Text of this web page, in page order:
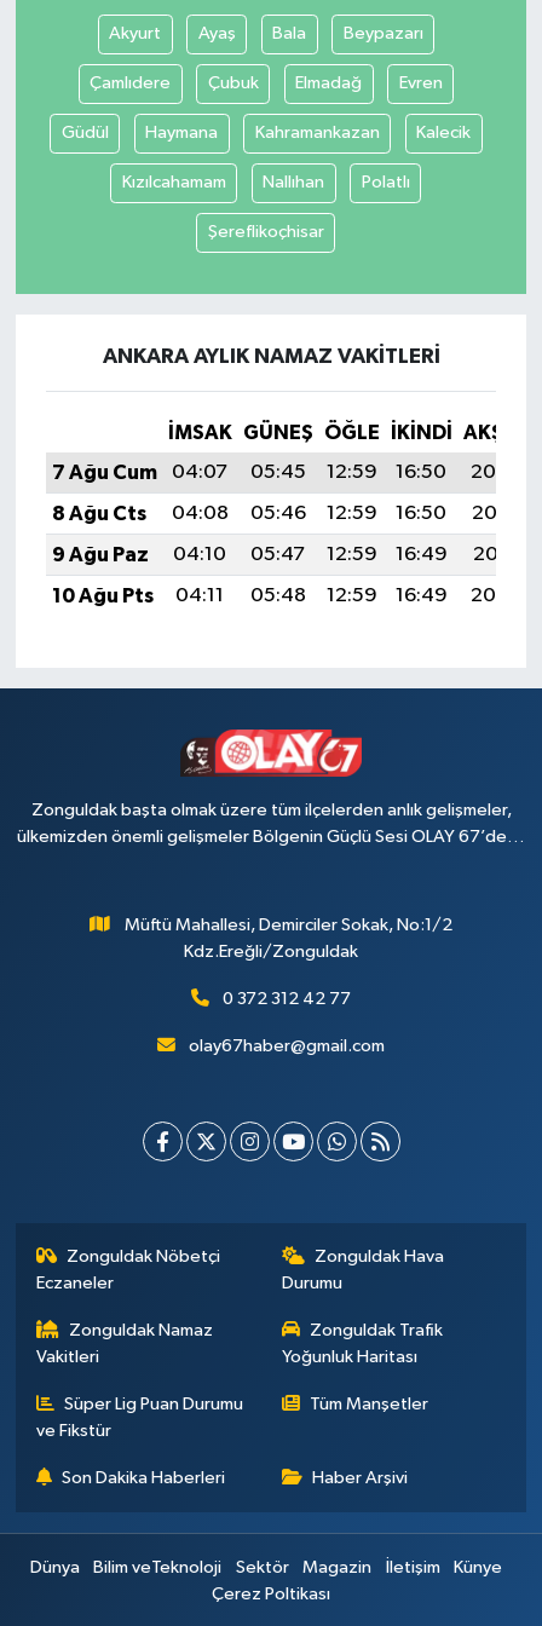
Akyurt Ayaş Bala Beypazarı
Çamlıdere Çubuk Elmadağ Evren
Güdül Haymana Kahramankazan Kalecik
Kızılcahamam Nallıhan Polatlı
Şereflikoçhisar
ANKARA AYLIK NAMAZ VAKITLERI
İMSAK GÜNEŞ ÖĞLE İKINDI
AKŞAM
7 Ağu Cum
04:07 05:45 12:59 16:50
20:04
8 Ağu Cts
04:08 05:46 12:59 16:50
20:02
9 Ağu Paz
04:10 05:47 12:59 16:49
20:01
10 Ağu Pts
04:11 05:48 12:59 16:49 20:00
Zonguldak başta olmak üzere tüm ilçelerden anlık gelişmeler,
ülkemizden önemli gelişmeler Bölgenin Güçlü Sesi OLAY 67’de…
Müftü Mahallesi, Demirciler Sokak, No:1/2
Kdz.Ereğli/Zonguldak
0 372 312 42 77
olay67haber@gmail.com
Zonguldak Nöbetçi
Eczaneler
Zonguldak Hava
Durumu
Zonguldak Namaz
Vakitleri
Zonguldak Trafik
Yoğunluk Haritası
Süper Lig Puan Durumu
ve Fikstür
Tüm Manşetler
Son Dakika Haberleri Haber Arşivi
Dünya Bilim veTeknoloji Sektör Magazin İletişim
Künye
Çerez Poltikası
Tüm Makaleler
Tüm Haberler
Videolu Haberler